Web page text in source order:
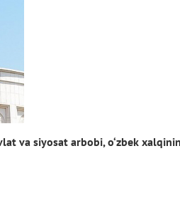
va siyosat arbobi, o‘zbek